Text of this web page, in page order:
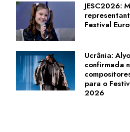
JESC2026:
Festival
Ucrânia:
confirmada
para o
2026